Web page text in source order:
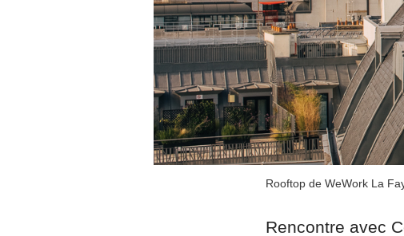
Rooftop de WeWork La
Rencontre avec